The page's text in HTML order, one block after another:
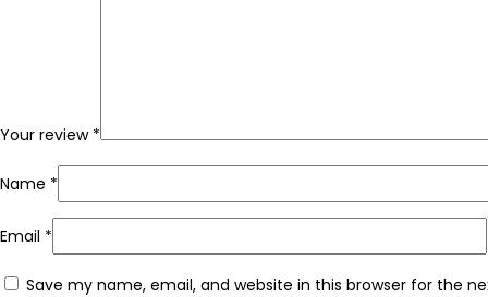
Your review *
Name *
Email *
Save my name, email, and website in this browser for the